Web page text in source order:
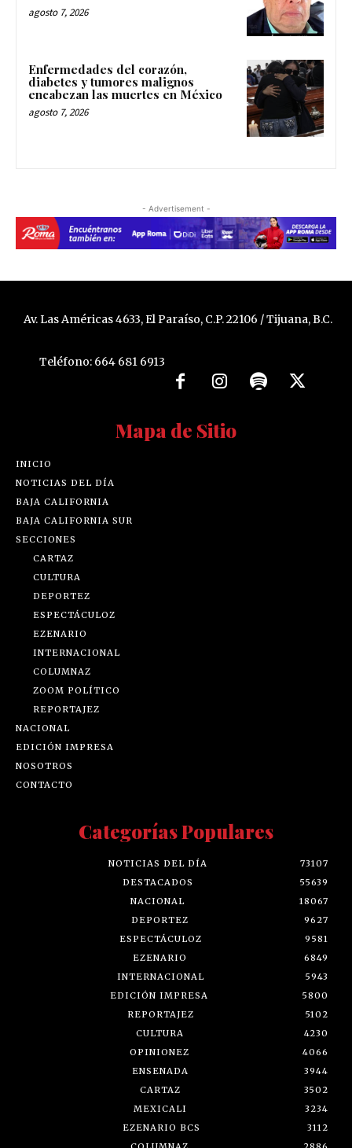
agosto 7, 2026
Enfermedades del corazón,
diabetes y tumores malignos
encabezan las muertes en México
agosto 7, 2026
- Advertisement -
Av. Las Américas 4633, El Paraíso, C.P. 22106 / Tijuana, B.C.
Teléfono: 664 681 6913
Mapa de Sitio
INICIO
NOTICIAS DEL DÍA
BAJA CALIFORNIA
BAJA CALIFORNIA SUR
SECCIONES
CARTAZ
CULTURA
DEPORTEZ
ESPECTÁCULOZ
EZENARIO
INTERNACIONAL
COLUMNAZ
ZOOM POLÍTICO
REPORTAJEZ
NACIONAL
EDICIÓN IMPRESA
NOSOTROS
CONTACTO
Categorías Populares
NOTICIAS DEL DÍA
73107
DESTACADOS
55639
NACIONAL
18067
DEPORTEZ
9627
ESPECTÁCULOZ
9581
EZENARIO
6849
INTERNACIONAL
5943
EDICIÓN IMPRESA
5800
REPORTAJEZ
5102
CULTURA
4230
OPINIONEZ
4066
ENSENADA
3944
CARTAZ
3502
MEXICALI
3234
EZENARIO BCS
3112